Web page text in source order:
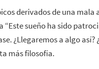
derivados de una mala
“Este sueño ha sido
¿Llegaremos a algo así?
más filosofía.